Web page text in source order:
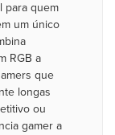
para quem
um único
RGB a
que
longas
ou
gamer a